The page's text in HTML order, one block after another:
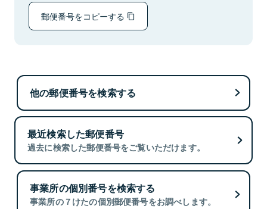
郵便番号をコピーする
他の郵便番号を検索する
最近検索した郵便番号
過去に検索した郵便番号をご覧いただけます。
事業所の個別番号を検索する
事業所の７けたの個別郵便番号をお調べします。